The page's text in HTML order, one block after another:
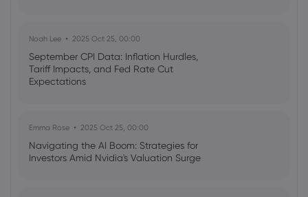
Noah Lee 2025 Oct 25, 00:00
September CPI Data: Inflation Hurdles,
Tariff Impacts, and Fed Rate Cut
Expectations
Emma Rose 2025 Oct 25, 00:00
Navigating the AI Boom: Strategies for
Investors Amid Nvidia's Valuation Surge